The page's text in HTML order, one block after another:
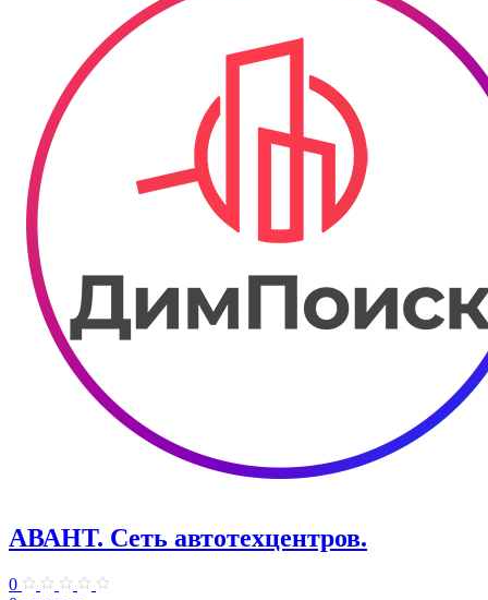
АВАНТ. ​Сеть автотехцентров.
0